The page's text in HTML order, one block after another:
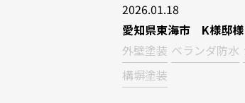
2026.01.18
愛知県東海市 K様邸様
外壁塗装 ベランダ防水
構塀塗装